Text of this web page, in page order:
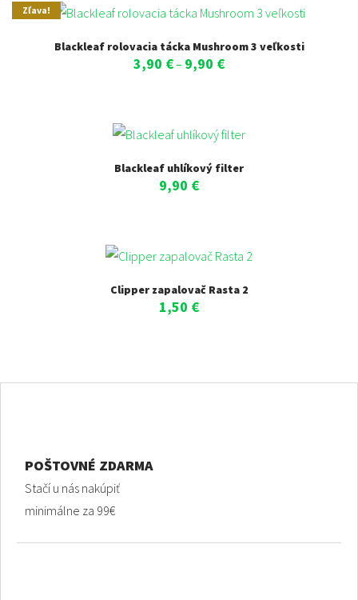
through
Zľava!
Blackleaf rolovacia tácka Mushroom 3 veľkosti
3,90 €– 9,90 €Price
through
Blackleaf uhlíkový filter
9,90 €
Clipper zapalovač Rasta 2
1,50 €
POŠTOVNÉ ZDARMA
Stačí u nás nakúpiť
minimálne za 99€